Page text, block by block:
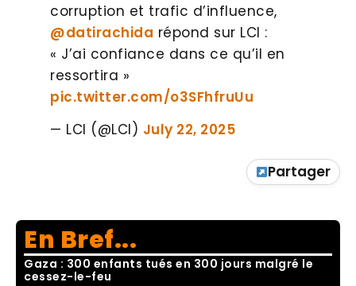
corruption et trafic d’influence,
@datirachida répond sur LCI :
« J’ai confiance dans ce qu’il en
ressortira »
pic.twitter.com/o3SFhfruUu
— LCI (@LCI) July 22, 2025
Partager
En Bref...
Gaza : 300 enfants tués en 300 jours malgré le
cessez-le-feu